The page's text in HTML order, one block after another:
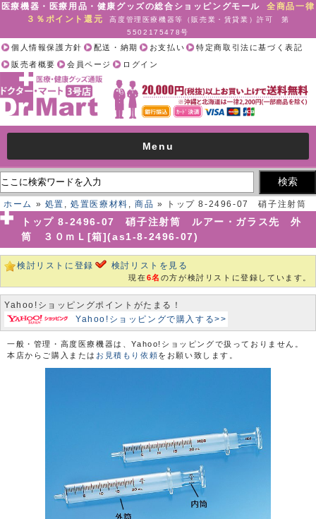
医療機器・医療用品・健康グッズの総合ショッピングモール全商品一律
３％ポイント還元
高度管理医療機器等（販売業・賃貸業）許可 第
5502175478号
個人情報保護方針 配送・納期 お支払い
特定商取引法に基づく表記
販売者概要
会員ページ ログイン
Menu
ホーム » 処置 ,処置医療材料 , 商品 » トップ 8-2496-07 硝子注射筒
ルアー・ガラス先 外筒 ３０ｍＬ[箱](as1-8-2496-07)
トップ 8-2496-07 硝子注射筒 ルアー・ガラス先 外
筒 ３０ｍＬ[箱](as1-8-2496-07)
検討リストに登録 検討リストを見る
現在6名 の方が検討リストに登録しています。
Yahoo!ショッピングポイントがたまる！
Yahoo!ショッピングで購入する>>
一般・管理・高度医療機器は、Yahoo!ショッピングで扱っておりません。
本店からご購入または お見積もり依頼をお願い致します。